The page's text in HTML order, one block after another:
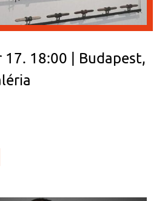
18:00 | Budapest,